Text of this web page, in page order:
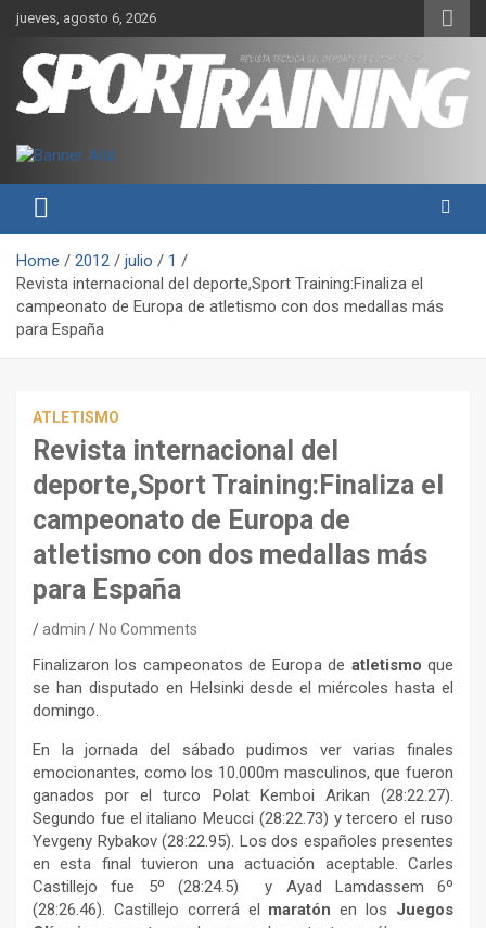
Skip
content
jueves, agosto 6, 2026
Revista técnica del deporte
Sport Training
rendimiento, nutrición y entrenamiento.
Home 2012 julio
1
Revista internacional del deporte,Sport Training:Finaliza el
campeonato de Europa de atletismo con dos medallas más
para España
ATLETISMO
Revista internacional del
deporte,Sport Training:Finaliza el
campeonato de Europa de
atletismo con dos medallas más
para España
admin No Comments
Finalizaron los campeonatos de Europa de atletismo que
se han disputado en Helsinki desde el miércoles hasta el
domingo.
En la jornada del sábado pudimos ver varias finales
emocionantes, como los 10.000m masculinos, que fueron
ganados por el turco Polat Kemboi Arikan (28:22.27).
Segundo fue el italiano Meucci (28:22.73) y tercero el ruso
Yevgeny Rybakov (28:22.95). Los dos españoles presentes
en esta final tuvieron una actuación aceptable. Carles
Castillejo fue 5º (28:24.5) y Ayad Lamdassem 6º
(28:26.46). Castillejo correrá el maratón en los Juegos